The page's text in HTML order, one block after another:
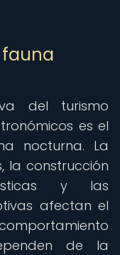
del turismo
es el
nocturna. La
la construcción
y las
afectan el
de la